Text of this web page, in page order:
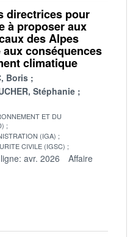
directrices pour
à proposer aux
des Alpes
conséquences
climatique
Boris
Stéphanie
ET DU
(IGA)
CIVILE (IGSC)
avr. 2026
Affaire